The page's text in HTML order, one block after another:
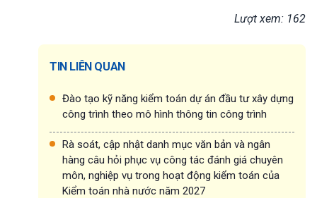
Lượt xem: 162
TIN LIÊN QUAN
Đào tạo kỹ năng kiểm toán dự án đầu tư xây dựng
công trình theo mô hình thông tin công trình
Rà soát, cập nhật danh mục văn bản và ngân
hàng câu hỏi phục vụ công tác đánh giá chuyên
môn, nghiệp vụ trong hoạt động kiểm toán của
Kiểm toán nhà nước năm 2027